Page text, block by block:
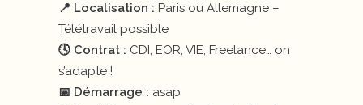
📍 Localisation : Paris ou Allemagne –
Télétravail possible
🕓 Contrat : CDI, EOR, VIE, Freelance… on
s’adapte !
📅 Démarrage : asap